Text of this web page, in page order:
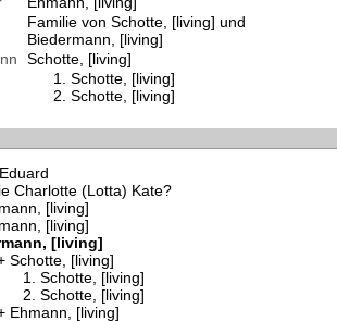
Familie von Schotte, [living] und
Biedermann, [living]
Schotte, [living]
Schotte, [living]
Schotte, [living]
Charlotte (Lotta) Kate?
[living]
[living]
[living]
Schotte, [living]
Schotte, [living]
Schotte, [living]
Ehmann, [living]